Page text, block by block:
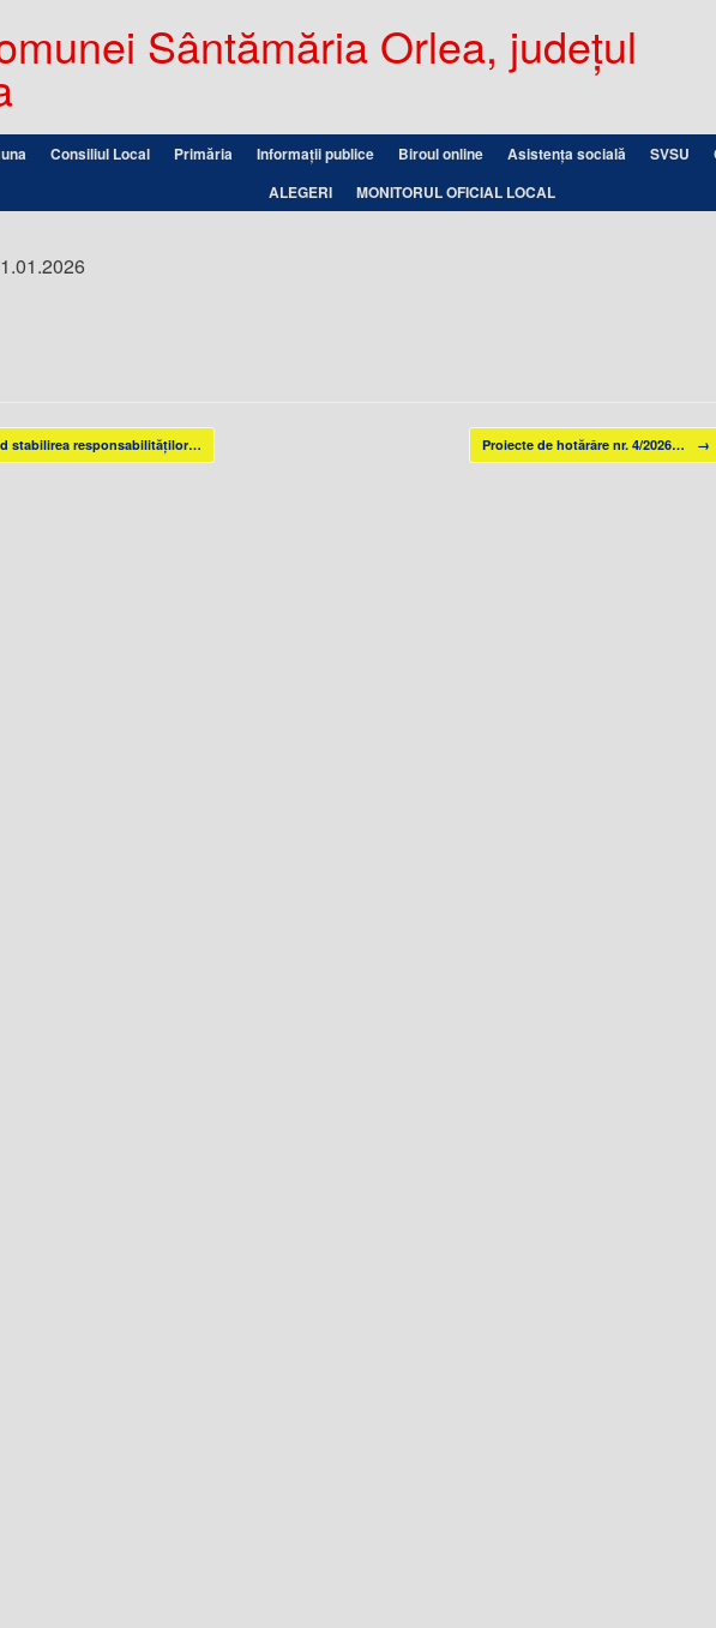
Sântămăria Orlea, județul
Consiliul Local Primăria Informații publice Biroul online Asistența socială SVSU
ALEGERI
MONITORUL OFICIAL LOCAL
stabilirea responsabilităților… Proiecte de hotărâre nr. 4/2026… →